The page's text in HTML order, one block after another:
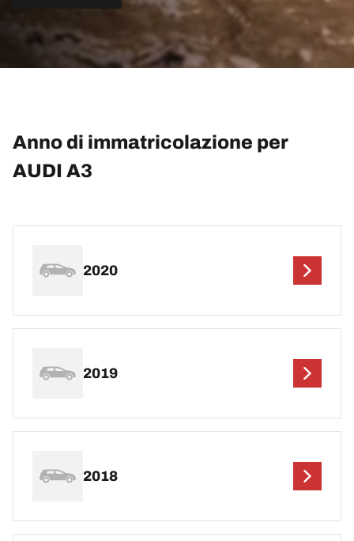
Anno di immatricolazione per
AUDI A3
2020
2019
2018